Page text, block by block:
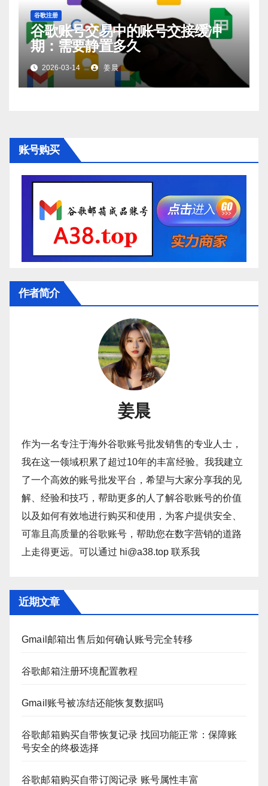
谷歌注册
谷歌账号交易中的账号交接缓冲
期：需要静置多久
2026-03-14 姜晨
账号购买
作者简介
姜晨
作为一名专注于海外谷歌账号批发销售的专业人士，
我在这一领域积累了超过10年的丰富经验。我我建立
了一个高效的账号批发平台，希望与大家分享我的见
解、经验和技巧，帮助更多的人了解谷歌账号的价值
以及如何有效地进行购买和使用，为客户提供安全、
可靠且高质量的谷歌账号，帮助您在数字营销的道路
上走得更远。可以通过 hi@a38.top 联系我
近期文章
Gmail邮箱出售后如何确认账号完全转移
谷歌邮箱注册环境配置教程
Gmail账号被冻结还能恢复数据吗
谷歌邮箱购买自带恢复记录 找回功能正常：保障账
号安全的终极选择
谷歌邮箱购买自带订阅记录 账号属性丰富